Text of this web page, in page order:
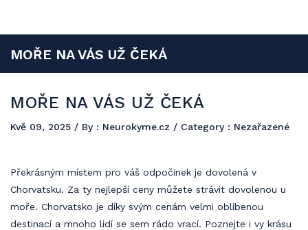
udělat dobré jméno formou PR článků s publikací na našem
MOŘE NA VÁS UŽ ČEKÁ
MOŘE NA VÁS UŽ ČEKÁ
Kvě 09, 2025 / By : Neurokyme.cz / Category : Nezařazené
Překrásným místem pro váš odpočinek je dovolená v
Chorvatsku. Za ty nejlepší ceny můžete strávit dovolenou u
moře. Chorvatsko je díky svým cenám velmi oblíbenou
destinací a mnoho lidí se sem rádo vrací. Poznejte i vy krásu